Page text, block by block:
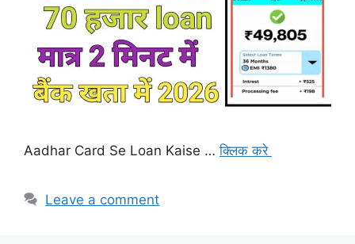
Aadhar Card Se Loan Kaise …क्लिक करे
Leave a comment